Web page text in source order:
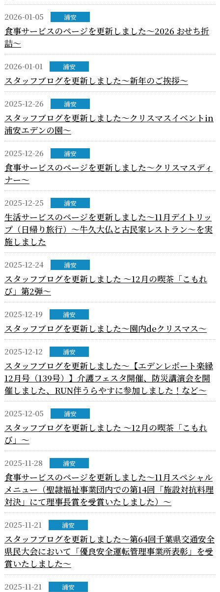
2026-01-05 浦安
食事サービスのページを更新しました～2026 おせち折
詰～
2026-01-01 浦安
スタッフブログを更新しました～新年のご挨拶～
2025-12-26 浦安
スタッフブログを更新しました～クリスマスイベントin
浦安エデンの園～
2025-12-26 浦安
食事サービスのページを更新しました～クリスマスディ
ナー～
2025-12-25 浦安
生活サービスのページを更新しました～11月デイトリッ
プ（日帰り旅行）～牛久大仏と古民家レストラン～を実
施しました
2025-12-24 浦安
スタッフブログを更新しました ～12月の喫茶「こもれ
び」第2弾～
2025-12-19 浦安
スタッフブログを更新しました～園内deクリスマス～
2025-12-12 浦安
スタッフブログを更新しました～【エデンレポート楽縁
12月号（139号）】介護フェスタ開催、防災講演会を開
催しました、RUN伴うらやすに参加しました！など～
2025-12-05 浦安
スタッフブログを更新しました ～12月の喫茶「こもれ
び」～
2025-11-28 浦安
食事サービスのページを更新しました～11月スペシャル
メニュー（聖隷福祉事業団内での第14回「施設対抗料理
対決」にて理事長賞を受賞いたしました）～
2025-11-21 浦安
スタッフブログを更新しました～第64回千葉県交通安全
県民大会において「優良安全運転管理事業所表彰」を受
賞いたしました～
2025-11-21 浦安